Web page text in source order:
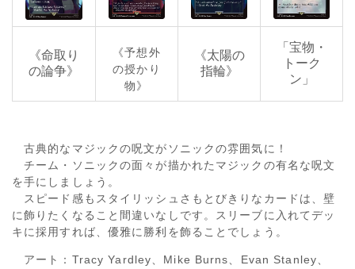
《命取り
の論争》
《予想外
の授かり
物》
《太陽の
指輪》
「宝物・
トーク
ン」
古典的なマジックの呪文がソニックの雰囲気に！
チーム・ソニックの面々が描かれたマジックの有名な呪文
を手にしましょう。
スピード感もスタイリッシュさもとびきりなカードは、壁
に飾りたくなること間違いなしです。スリーブに入れてデッ
キに採用すれば、優雅に勝利を飾ることでしょう。
アート：Tracy Yardley、Mike Burns、Evan Stanley、